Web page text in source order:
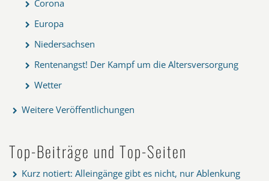
Corona
Europa
Niedersachsen
Rentenangst! Der Kampf um die Altersversorgung
Wetter
Weitere Veröffentlichungen
Top-Beiträge und Top-Seiten
Kurz notiert: Alleingänge gibt es nicht, nur Ablenkung